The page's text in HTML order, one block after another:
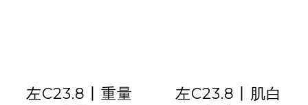
左C23.8丨重量
左C23.8丨肌白